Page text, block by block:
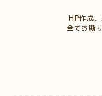
HP作成
全てお断